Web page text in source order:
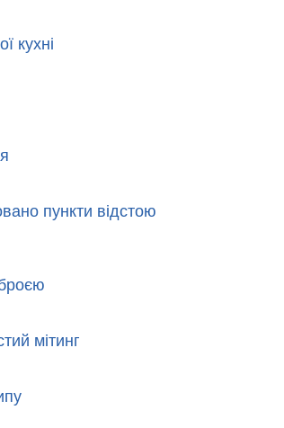
кухні
пункти відстою
мітинг